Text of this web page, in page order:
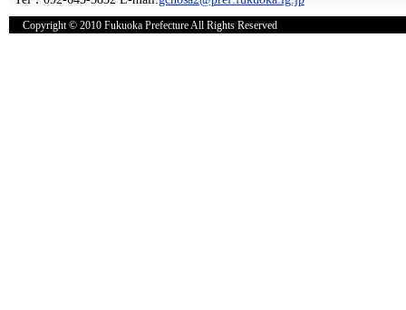
Copyright © 2010 Fukuoka Prefecture All Rights Reserved